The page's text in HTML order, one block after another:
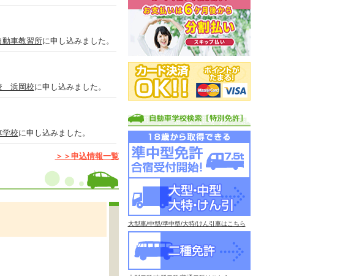
動車教習所に申し込みました。
浜岡校に申し込みました。
学校に申し込みました。
＞＞申込情報一覧
大型車/中型/準中型/大特/けん引車はこちら